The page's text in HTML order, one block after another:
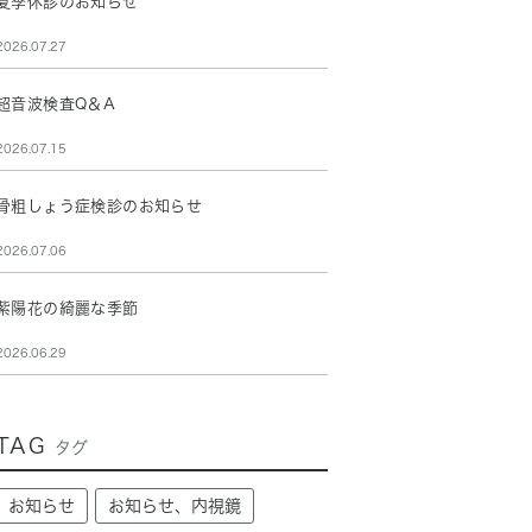
音波検査Q＆A
粗しょう症検診のお知らせ
陽花の綺麗な季節
タグ
お知らせ お知らせ、内視鏡